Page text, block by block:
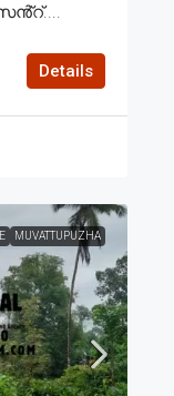
Details
MUVATTUPUZHA